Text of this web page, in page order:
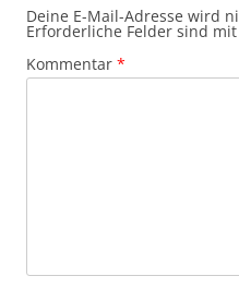
Deine E-Mail-Adresse wird
Erforderliche Felder sind mit
Kommentar *